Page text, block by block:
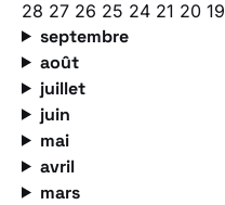
28 27 26 25 24 21 20 19
septembre
août
juillet
juin
mai
avril
mars